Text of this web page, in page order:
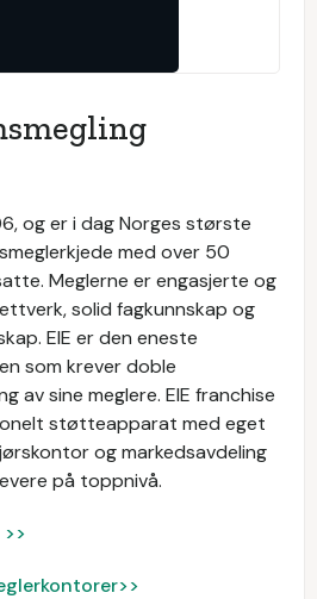
og er i dag Norges største
med over 50
Meglerne er engasjerte og
solid fagkunnskap og
EIE er den eneste
som krever doble
av sine meglere. EIE franchise
støtteapparat med eget
og markedsavdeling
på toppnivå.